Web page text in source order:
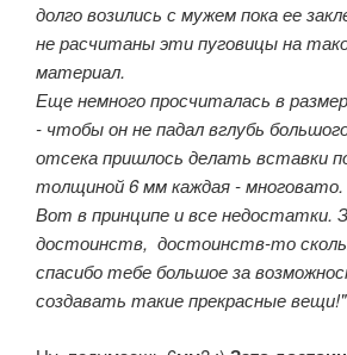
долго возились с мужем пока ее
не расчитаны эти пуговицы на
материал.
Еще немного просчиталась в
- чтобы он не падал вглубь
отсека пришлось делать вставки
толщиной 6 мм каждая - многовато.
Вот в принципе и все недостатки.
достоинств, достоинств-то
спасибо тебе большое за
создавать такие прекрасные вещи!"